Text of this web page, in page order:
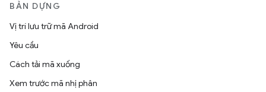
BẢN DỰNG
Vị trí lưu trữ mã Android
Yêu cầu
Cách tải mã xuống
Xem trước mã nhị phân